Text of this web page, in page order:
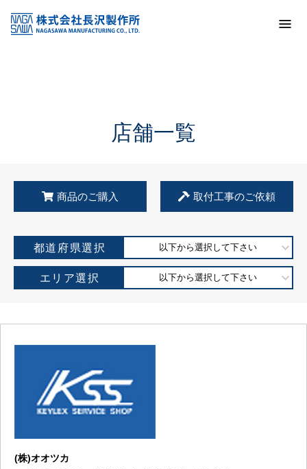
KSS加盟店・取扱店情報
店舗一覧
店舗一覧
商品のご購入 取付工事のご依頼
都道府県選択 以下から選択して下さい
エリア選択 以下から選択して下さい
(株)オオツカ